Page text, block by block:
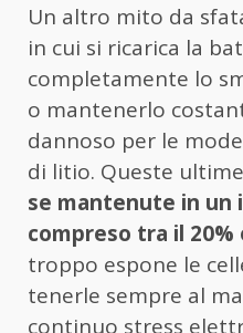
Un altro mito da
in cui si ricarica la
completamente lo
o mantenerlo
dannoso per le
di litio. Queste
se mantenute in un
compreso tra il 20%
troppo espone le
tenerle sempre al
continuo stress